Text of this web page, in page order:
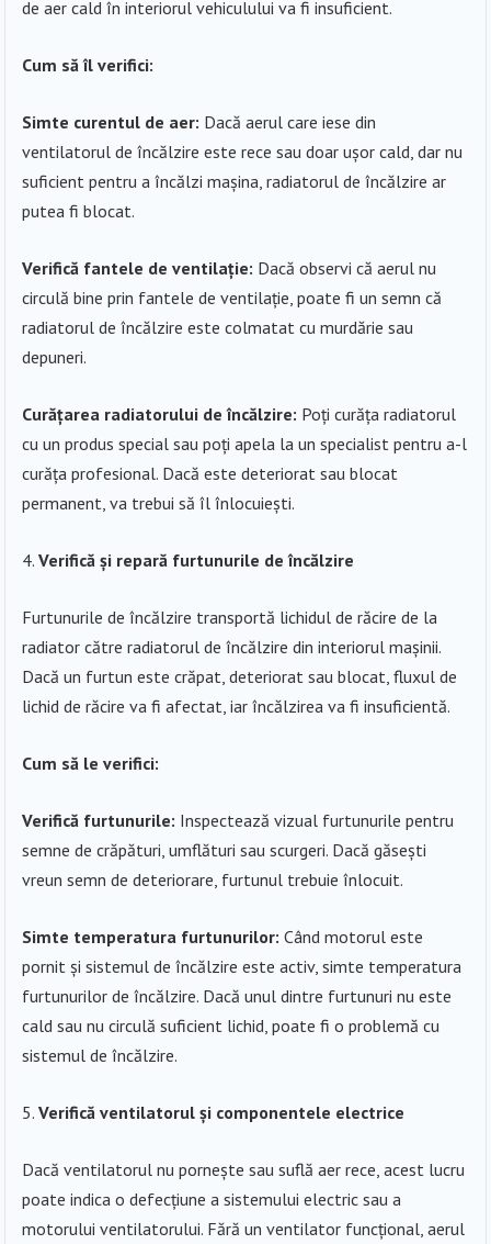
de aer cald în interiorul vehiculului va fi insuficient.
Cum să îl verifici:
Simte curentul de aer: Dacă aerul care iese din
ventilatorul de încălzire este rece sau doar ușor cald, dar nu
suficient pentru a încălzi mașina, radiatorul de încălzire ar
putea fi blocat.
Verifică fantele de ventilație: Dacă observi că aerul nu
circulă bine prin fantele de ventilație, poate fi un semn că
radiatorul de încălzire este colmatat cu murdărie sau
depuneri.
Curățarea radiatorului de încălzire: Poți curăța radiatorul
cu un produs special sau poți apela la un specialist pentru a-l
curăța profesional. Dacă este deteriorat sau blocat
permanent, va trebui să îl înlocuiești.
Verifică și repară furtunurile de încălzire
Furtunurile de încălzire transportă lichidul de răcire de la
radiator către radiatorul de încălzire din interiorul mașinii.
Dacă un furtun este crăpat, deteriorat sau blocat, fluxul de
lichid de răcire va fi afectat, iar încălzirea va fi insuficientă.
Cum să le verifici:
Verifică furtunurile: Inspectează vizual furtunurile pentru
semne de crăpături, umflături sau scurgeri. Dacă găsești
vreun semn de deteriorare, furtunul trebuie înlocuit.
Simte temperatura furtunurilor: Când motorul este
pornit și sistemul de încălzire este activ, simte temperatura
furtunurilor de încălzire. Dacă unul dintre furtunuri nu este
cald sau nu circulă suficient lichid, poate fi o problemă cu
sistemul de încălzire.
Verifică ventilatorul și componentele electrice
Dacă ventilatorul nu pornește sau suflă aer rece, acest lucru
poate indica o defecțiune a sistemului electric sau a
motorului ventilatorului. Fără un ventilator funcțional, aerul